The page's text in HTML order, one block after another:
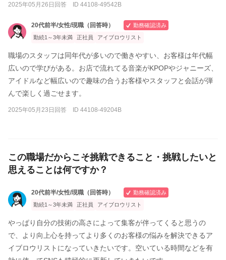
2025年05月26日回答 ID 44108-49542B
20代前半/女性/現職（回答時）
勤務確認済み
勤続1～3年未満
正社員 アイブロウリスト
職場のスタッフは同年代が多いので働きやすい、お客様は年代幅
広いので学びがある。お店で流れてる音楽がKPOPやジャニーズ、
アイドルなど幅広いので趣味の合うお客様やスタッフと会話が弾
んで楽しく過ごせます。
2025年05月23日回答 ID 44108-49204B
この職場だからこそ挑戦できること・挑戦したいと
思えることは何ですか？
20代前半/女性/現職（回答時）
勤務確認済み
勤続1～3年未満
正社員 アイブロウリスト
やっぱり自分の技術の高さによって集客が伴ってくると思うの
で、より向上心を持ってより多くのお客様の悩みを解決できるア
イブロウリストになっていきたいです。空いている時間などを有